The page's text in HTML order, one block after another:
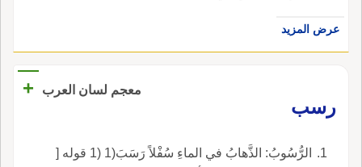
عرض المزيد
معجم لسان العرب
+
رسب
الرُّسُوبُ: الذَّهابُ في الماءِ سُفْلاً رَسَبَ(1 (1 قوله [